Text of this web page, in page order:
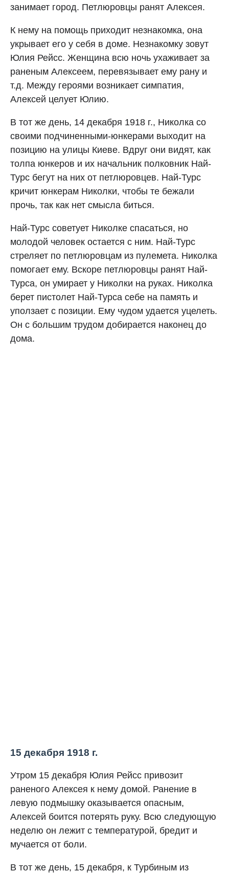
занимает город. Петлюровцы ранят Алексея.
К нему на помощь приходит незнакомка, она
укрывает его у себя в доме. Незнакомку зовут
Юлия Рейсс. Женщина всю ночь ухаживает за
раненым Алексеем, перевязывает ему рану и
т.д. Между героями возникает симпатия,
Алексей целует Юлию.
В тот же день, 14 декабря 1918 г., Николка со
своими подчиненными-юнкерами выходит на
позицию на улицы Киеве. Вдруг они видят, как
толпа юнкеров и их начальник полковник Най-
Турс бегут на них от петлюровцев. Най-Турс
кричит юнкерам Николки, чтобы те бежали
прочь, так как нет смысла биться.
Най-Турс советует Николке спасаться, но
молодой человек остается с ним. Най-Турс
стреляет по петлюровцам из пулемета. Николка
помогает ему. Вскоре петлюровцы ранят Най-
Турса, он умирает у Николки на руках. Николка
берет пистолет Най-Турса себе на память и
уползает с позиции. Ему чудом удается уцелеть.
Он с большим трудом добирается наконец до
дома.
15 декабря 1918 г.
Утром 15 декабря Юлия Рейсс привозит
раненого Алексея к нему домой. Ранение в
левую подмышку оказывается опасным,
Алексей боится потерять руку. Всю следующую
неделю он лежит с температурой, бредит и
мучается от боли.
В тот же день, 15 декабря, к Турбиным из